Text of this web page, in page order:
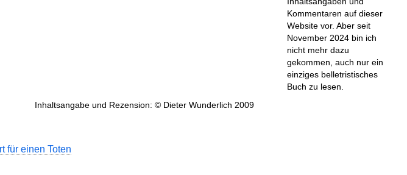
Inhaltsangabe und Rezension: © Dieter Wunderlich 2009
für einen Toten
Kommentaren auf dieser
Website vor. Aber seit
November 2024 bin ich
nicht mehr dazu
gekommen, auch nur ein
einziges belletristisches
Buch zu lesen.